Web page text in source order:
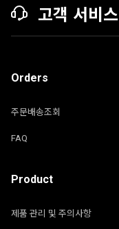
고객 서비스
Orders
주문배송조회
FAQ
Product
제품 관리 및 주의사항